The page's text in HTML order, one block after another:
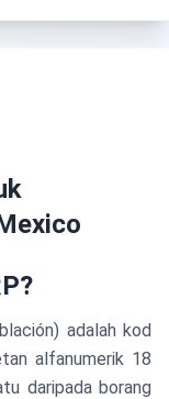
adalah kod
alfanumerik 18
daripada borang